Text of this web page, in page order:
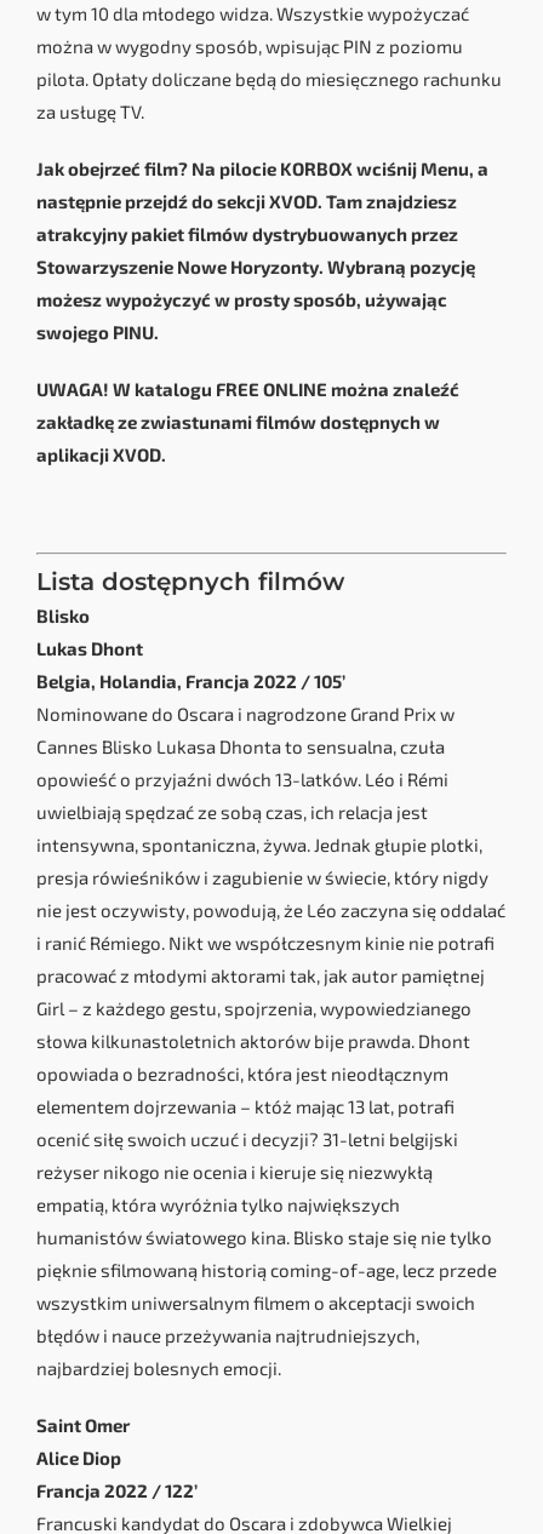
w tym 10 dla młodego widza. Wszystkie wypożyczać
można w wygodny sposób, wpisując PIN z poziomu
pilota. Opłaty doliczane będą do miesięcznego rachunku
za usługę TV.
Jak obejrzeć film? Na pilocie KORBOX wciśnij Menu, a
następnie przejdź do sekcji XVOD. Tam znajdziesz
atrakcyjny pakiet filmów dystrybuowanych przez
Stowarzyszenie Nowe Horyzonty. Wybraną pozycję
możesz wypożyczyć w prosty sposób, używając
swojego PINU.
UWAGA! W katalogu FREE ONLINE można znaleźć
zakładkę ze zwiastunami filmów dostępnych w
aplikacji XVOD.
Lista dostępnych filmów
Blisko
Lukas Dhont
Belgia, Holandia, Francja 2022 / 105’
Nominowane do Oscara i nagrodzone Grand Prix w
Cannes Blisko Lukasa Dhonta to sensualna, czuła
opowieść o przyjaźni dwóch 13-latków. Léo i Rémi
uwielbiają spędzać ze sobą czas, ich relacja jest
intensywna, spontaniczna, żywa. Jednak głupie plotki,
presja rówieśników i zagubienie w świecie, który nigdy
nie jest oczywisty, powodują, że Léo zaczyna się oddalać
i ranić Rémiego. Nikt we współczesnym kinie nie potrafi
pracować z młodymi aktorami tak, jak autor pamiętnej
Girl – z każdego gestu, spojrzenia, wypowiedzianego
słowa kilkunastoletnich aktorów bije prawda. Dhont
opowiada o bezradności, która jest nieodłącznym
elementem dojrzewania – któż mając 13 lat, potrafi
ocenić siłę swoich uczuć i decyzji? 31-letni belgijski
reżyser nikogo nie ocenia i kieruje się niezwykłą
empatią, która wyróżnia tylko największych
humanistów światowego kina. Blisko staje się nie tylko
pięknie sfilmowaną historią coming-of-age, lecz przede
wszystkim uniwersalnym filmem o akceptacji swoich
błędów i nauce przeżywania najtrudniejszych,
najbardziej bolesnych emocji.
Saint Omer
Alice Diop
Francja 2022 / 122’
Francuski kandydat do Oscara i zdobywca Wielkiej